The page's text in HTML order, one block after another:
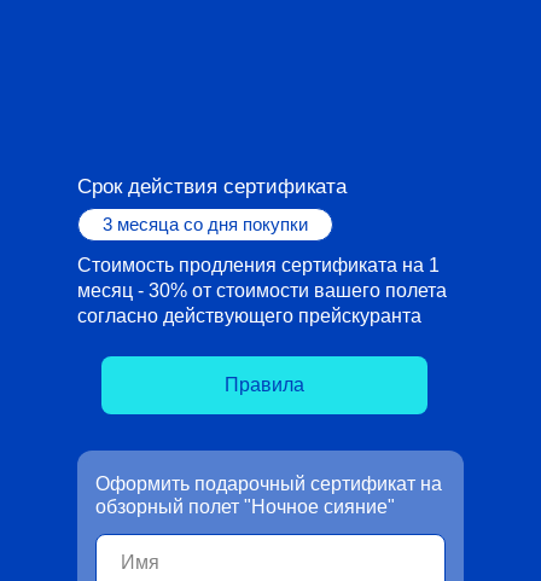
Срок действия сертификата
3 месяца со дня покупки
Стоимость продления сертификата на 1
месяц - 30% от стоимости вашего полета
согласно действующего прейскуранта
Правила
Оформить подарочный сертификат на
обзорный полет "Ночное сияние"